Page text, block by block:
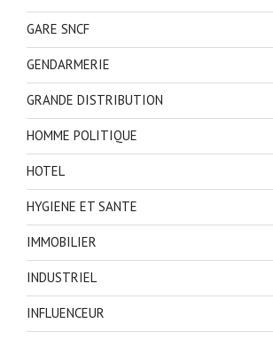
GARE SNCF
GENDARMERIE
GRANDE DISTRIBUTION
HOMME POLITIQUE
HOTEL
HYGIENE ET SANTE
IMMOBILIER
INDUSTRIEL
INFLUENCEUR